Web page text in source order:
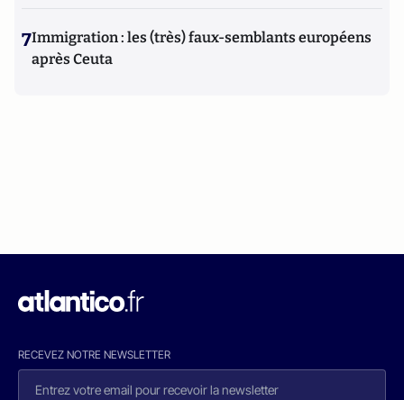
7Immigration : les (très) faux-semblants européens
après Ceuta
RECEVEZ NOTRE NEWSLETTER